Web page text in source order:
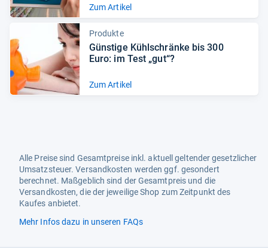
Zum Artikel
Produkte
Güns­tige Kühl­schränke bis 300
Euro: im Test „gut“?
Zum Artikel
Alle Preise sind Gesamtpreise inkl. aktuell geltender gesetzlicher
Umsatzsteuer. Versandkosten werden ggf. gesondert
berechnet. Maßgeblich sind der Gesamtpreis und die
Versandkosten, die der jeweilige Shop zum Zeitpunkt des
Kaufes anbietet.
Mehr Infos dazu in unseren FAQs